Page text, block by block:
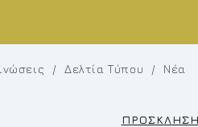
/ Δελτία Τύπου / Νέα
ΠΡΟΣΚΛΗΣΗ